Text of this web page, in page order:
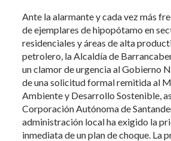
Ante la alarmante y cada vez más
de ejemplares de hipopótamo en
residenciales y áreas de alta
petrolero, la Alcaldía de
un clamor de urgencia al Gobierno
de una solicitud formal remitida al
Ambiente y Desarrollo Sostenible,
Corporación Autónoma de
administración local ha exigido la
inmediata de un plan de choque. La